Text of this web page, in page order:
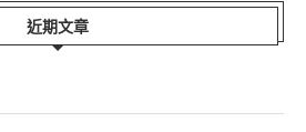
近期文章